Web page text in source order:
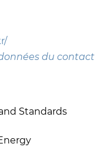
du contact
Standards